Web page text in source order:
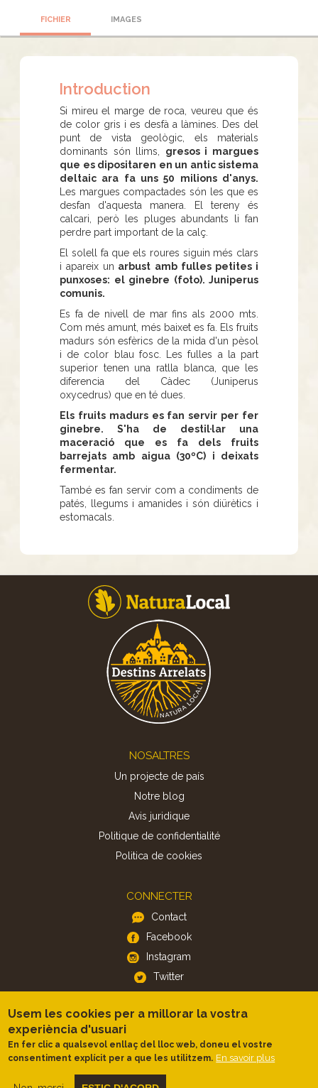
FICHIER IMAGES
Introduction
Si mireu el marge de roca, veureu que és
de color gris i es desfà a làmines. Des del
punt de vista geològic, els materials
dominants són llims, gresos i margues
que es dipositaren en un antic sistema
deltaic ara fa uns 50 milions d'anys.
Les margues compactades són les que es
desfan d'aquesta manera. El tereny és
calcari, però les pluges abundants li fan
perdre part important de la calç.
El solell fa que els roures siguin més clars
i apareix un arbust amb fulles petites i
punxoses: el ginebre (foto). Juniperus
comunis.
Es fa de nivell de mar fins als 2000 mts.
Com més amunt, més baixet es fa. Els fruits
madurs són esfèrics de la mida d'un pèsol
i de color blau fosc. Les fulles a la part
superior tenen una ratlla blanca, que les
diferencia del Càdec (Juniperus
oxycedrus) que en té dues.
Els fruits madurs es fan servir per fer
ginebre. S'ha de destil·lar una
maceració que es fa dels fruits
barrejats amb aigua (30ºC) i deixats
fermentar.
També es fan servir com a condiments de
patés, llegums i amanides i són diürètics i
estomacals.
NOSALTRES
Un projecte de país
Notre blog
Avis juridique
Politique de confidentialité
Politica de cookies
CONNECTER
Contact
Facebook
Instagram
Twitter
APP
Android
Usem les cookies per a millorar la vostra
experiència d'usuari
En fer clic a qualsevol enllaç del lloc web, doneu el vostre
consentiment explícit per a que les utilitzem. En savoir plus